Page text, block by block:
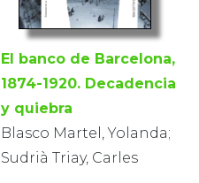
El banco de Barcelona,
1874-1920. Decadencia
y quiebra
Blasco Martel, Yolanda;
Sudrià Triay, Carles